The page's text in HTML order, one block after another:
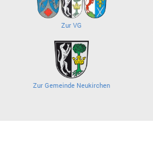
Zur VG
Zur Gemeinde Neukirchen